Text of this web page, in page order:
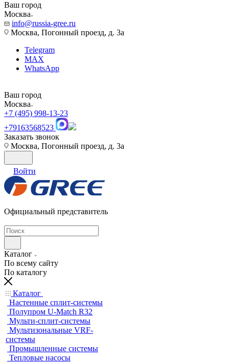
Ваш город
Москва
info@russia-gree.ru
Москва, Погонный проезд, д. 3а
Telegram
MAX
WhatsApp
Ваш город
Москва
+7 (495) 998-13-23
+79163568523
Заказать звонок
Москва, Погонный проезд, д. 3а
Войти
Официальный представитель
Каталог
По всему сайту
По каталогу
Каталог
Настенные сплит-системы
Полупром U-Match R32
Мульти-сплит-системы
Мультизональные VRF-
системы
Промышленные системы
Тепловые насосы